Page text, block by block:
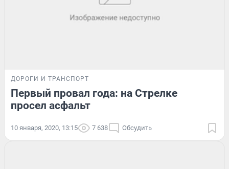
ДОРОГИ И ТРАНСПОРТ
Первый провал года: на Стрелке
просел асфальт
10 января, 2020, 13:15 7 638 Обсудить